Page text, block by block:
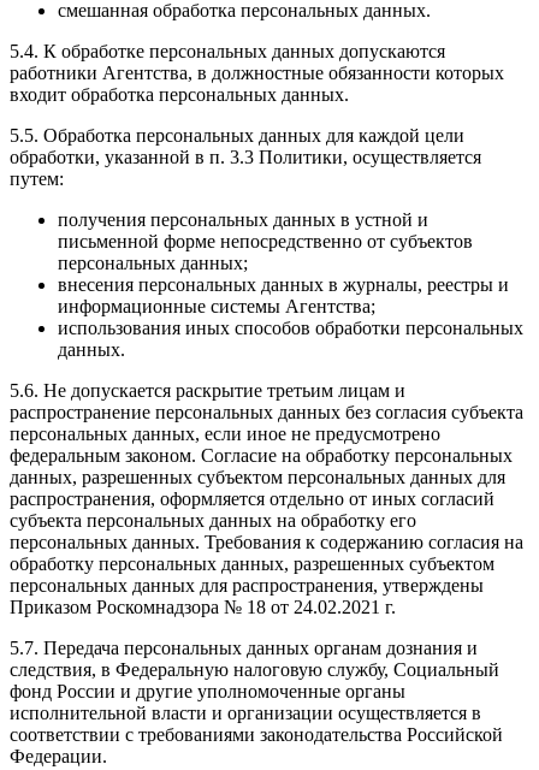
смешанная обработка персональных данных.
5.4. К обработке персональных данных допускаются
работники Агентства, в должностные обязанности которых
входит обработка персональных данных.
5.5. Обработка персональных данных для каждой цели
обработки, указанной в п. 3.3 Политики, осуществляется
путем:
получения персональных данных в устной и
письменной форме непосредственно от субъектов
персональных данных;
внесения персональных данных в журналы, реестры и
информационные системы Агентства;
использования иных способов обработки персональных
данных.
5.6. Не допускается раскрытие третьим лицам и
распространение персональных данных без согласия субъекта
персональных данных, если иное не предусмотрено
федеральным законом. Согласие на обработку персональных
данных, разрешенных субъектом персональных данных для
распространения, оформляется отдельно от иных согласий
субъекта персональных данных на обработку его
персональных данных. Требования к содержанию согласия на
обработку персональных данных, разрешенных субъектом
персональных данных для распространения, утверждены
Приказом Роскомнадзора № 18 от 24.02.2021 г.
5.7. Передача персональных данных органам дознания и
следствия, в Федеральную налоговую службу, Социальный
фонд России и другие уполномоченные органы
исполнительной власти и организации осуществляется в
соответствии с требованиями законодательства Российской
Федерации.